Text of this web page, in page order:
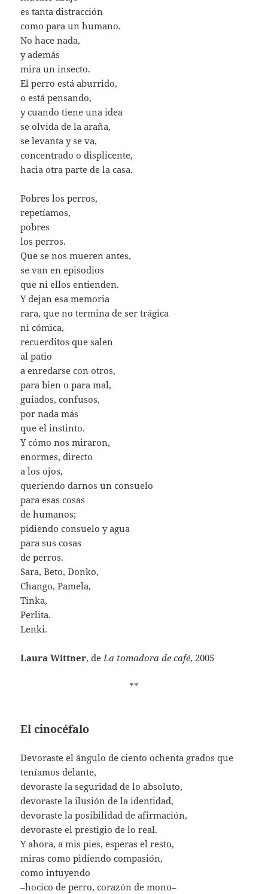
es tanta distracción
como para un humano.
No hace nada,
y además
mira un insecto.
El perro está aburrido,
o está pensando,
y cuando tiene una idea
se olvida de la araña,
se levanta y se va,
concentrado o displicente,
hacia otra parte de la casa.
Pobres los perros,
repetíamos,
pobres
los perros.
Que se nos mueren antes,
se van en episodios
que ni ellos entienden.
Y dejan esa memoria
rara, que no termina de ser trágica
ni cómica,
recuerditos que salen
al patio
a enredarse con otros,
para bien o para mal,
guiados, confusos,
por nada más
que el instinto.
Y cómo nos miraron,
enormes, directo
a los ojos,
queriendo darnos un consuelo
para esas cosas
de humanos;
pidiendo consuelo y agua
para sus cosas
de perros.
Sara, Beto, Donko,
Chango, Pamela,
Tinka,
Perlita.
Lenki.
Laura Wittner, deLa tomadora de café, 2005
**
El cinocéfalo
Devoraste el ángulo de ciento ochenta grados que
teníamos delante,
devoraste la seguridad de lo absoluto,
devoraste la ilusión de la identidad,
devoraste la posibilidad de afirmación,
devoraste el prestigio de lo real.
Y ahora, a mis pies, esperas el resto,
miras como pidiendo compasión,
como intuyendo
–hocico de perro, corazón de mono–